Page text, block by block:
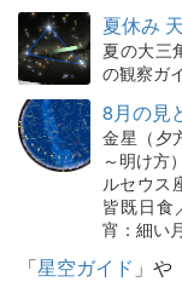
夏休み
夏の大三
の観察ガ
8月の見
金星（夕
～明け方
ルセウス
皆既日食
宵：細い
「星空ガイド 」や